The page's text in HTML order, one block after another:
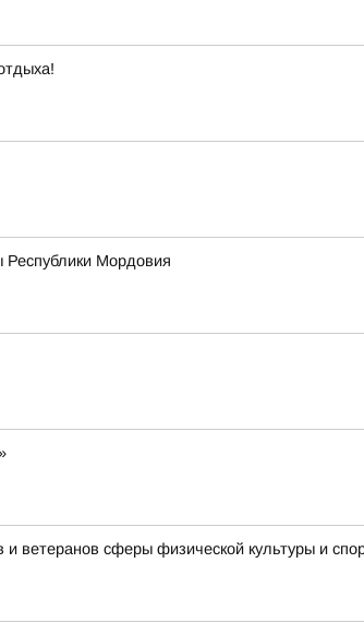
Республики Мордовия
ветеранов сферы физической культуры и